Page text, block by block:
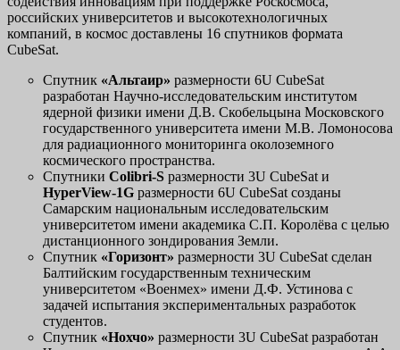
российских университетов и высокотехнологичных
компаний, в космос доставлены 16 спутников формата
CubeSat.
Спутник «Альтаир» размерности 6U CubeSat
разработан Научно-исследовательским институтом
ядерной физики имени Д.В. Скобельцына Московского
государственного университета имени М.В. Ломоносова
для радиационного мониторинга околоземного
космического пространства.
Спутники Colibri-S размерности 3U CubeSat и
HyperView-1G размерности 6U CubeSat созданы
Самарским национальным исследовательским
университетом имени академика С.П. Королёва с целью
дистанционного зондирования Земли.
Спутник «Горизонт» размерности 3U CubeSat сделан
Балтийским государственным техническим
университетом «Военмех» имени Д.Ф. Устинова с
задачей испытания экспериментальных разработок
студентов.
Спутник «Нохчо» размерности 3U CubeSat разработан